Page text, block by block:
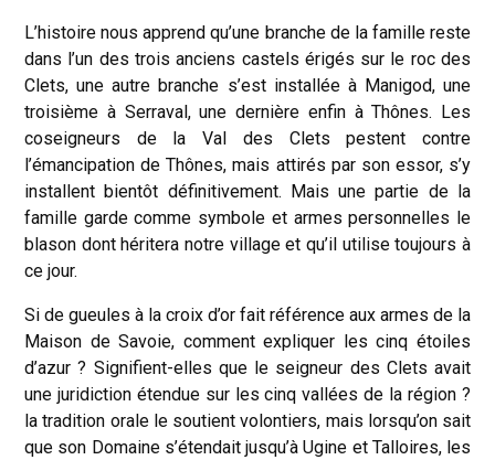
L’histoire nous apprend qu’une branche de la famille reste
dans l’un des trois anciens castels érigés sur le roc des
Clets, une autre branche s’est installée à Manigod, une
troisième à Serraval, une dernière enfin à Thônes. Les
coseigneurs de la Val des Clets pestent contre
l’émancipation de Thônes, mais attirés par son essor, s’y
installent bientôt définitivement. Mais une partie de la
famille garde comme symbole et armes personnelles le
blason dont héritera notre village et qu’il utilise toujours à
ce jour.
Si de gueules à la croix d’or fait référence aux armes de la
Maison de Savoie, comment expliquer les cinq étoiles
d’azur ? Signifient-elles que le seigneur des Clets avait
une juridiction étendue sur les cinq vallées de la région ?
la tradition orale le soutient volontiers, mais lorsqu’on sait
que son Domaine s’étendait jusqu’à Ugine et Talloires, les